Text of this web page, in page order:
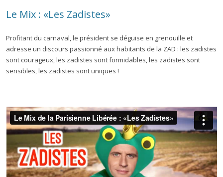
Le Mix : «Les Zadistes»
Profitant du carnaval, le président se déguise en grenouille et
adresse un discours passionné aux habitants de la ZAD : les zadistes
sont courageux, les zadistes sont formidables, les zadistes sont
sensibles, les zadistes sont uniques !